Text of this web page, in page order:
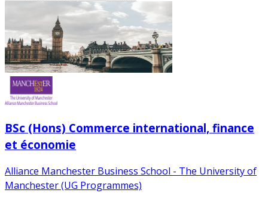
BSc (Hons) Commerce international, finance
et économie
Alliance Manchester Business School - The University of
Manchester (UG Programmes)